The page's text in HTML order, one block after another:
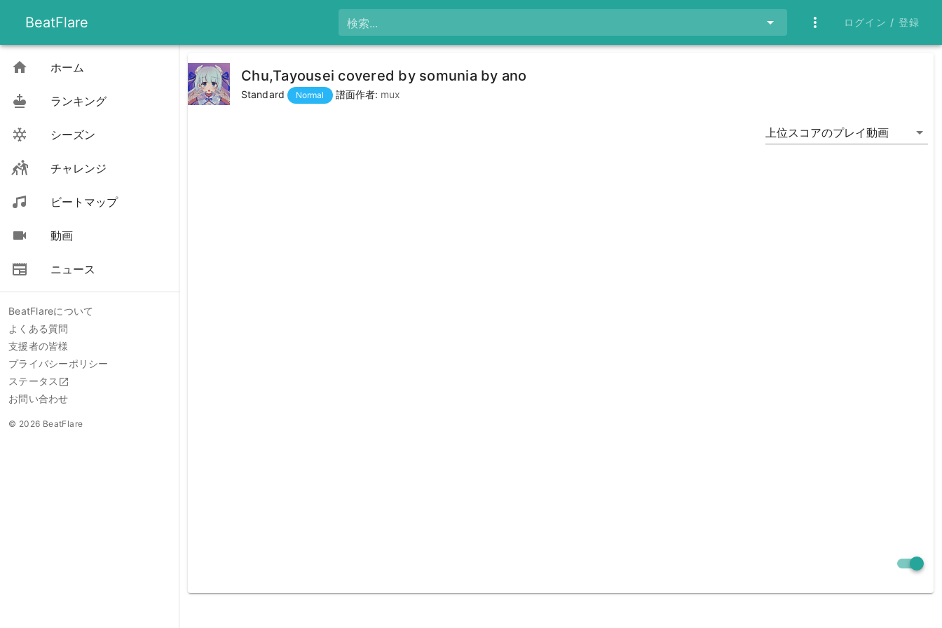
ホーム
ランキング
シーズン
チャレンジ
ビートマップ
動画
ニュース
BeatFlareについて
よくある質問
支援者の皆様
プライバシーポリシー
ステータス
お問い合わせ
© 2026 BeatFlare
BeatFlare 検索... ログイン / 登録
Chu,Tayousei covered by somunia by ano
Standard Normal 譜面作者: mux
上位スコアのプレイ動画